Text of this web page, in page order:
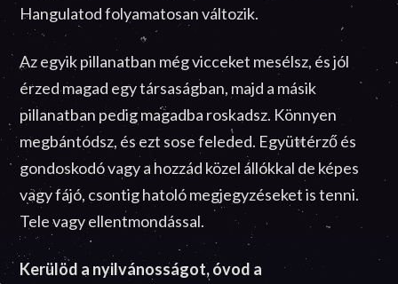
Hangulatod folyamatosan változik.
Az egyik pillanatban még vicceket mesélsz, és jól
érzed magad egy társaságban, majd a másik
pillanatban pedig magadba roskadsz. Könnyen
megbántódsz, és ezt sose feleded. Együttérző és
gondoskodó vagy a hozzád közel állókkal de képes
vagy fájó, csontig hatoló megjegyzéseket is tenni.
Tele vagy ellentmondással.
Kerülöd a nyilvánosságot, óvod a